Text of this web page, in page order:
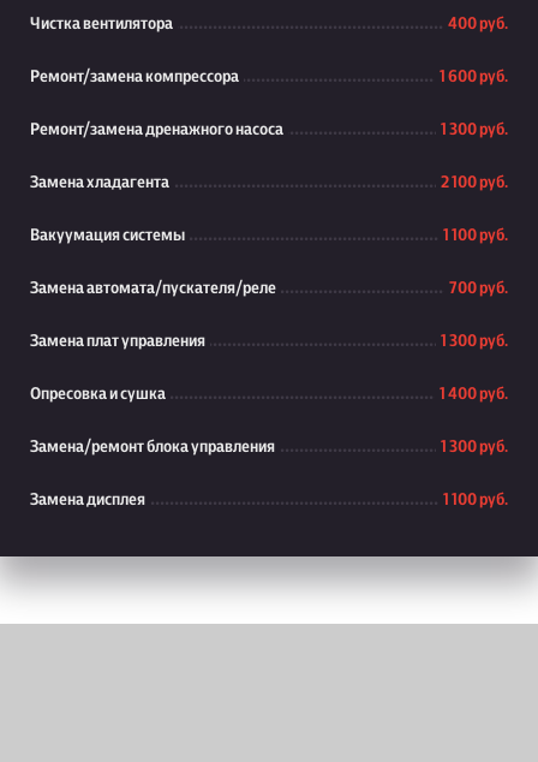
Чистка вентилятора 400 руб.
Ремонт/замена компрессора 1 600 руб.
Ремонт/замена дренажного насоса 1 300 руб.
Замена хладагента 2 100 руб.
Вакуумация системы 1 100 руб.
Замена автомата/пускателя/реле 700 руб.
Замена плат управления 1 300 руб.
Опресовка и сушка 1 400 руб.
Замена/ремонт блока управления 1 300 руб.
Замена дисплея 1 100 руб.